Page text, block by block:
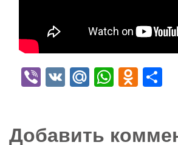
Viber
VK Mail.Ru
Добавить